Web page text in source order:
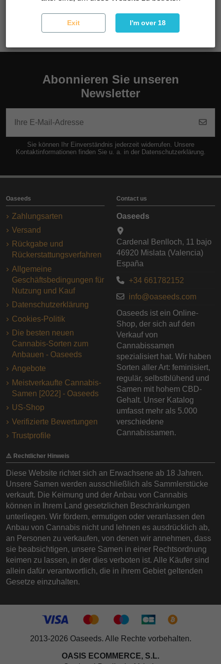
Abonnieren Sie unseren
Newsletter
Sie können Ihr Einverständnis jederzeit widerrufen. Unsere
Kontaktinformationen finden Sie u. a. in der Datenschutzerklärung.
Oaseeds
Zahlungsarten
Versand
Rückgabe und
Rückerstattungsverfahren
Allgemeine
Geschäftsbedingungen für
Nutzung und Kauf
Datenschutzerklärung
Cookies-Politik
Die besten neuen
Cannabis-Sorten zum
Anbauen - Oaseeds
Angebote
Meistverkaufte Cannabis-
Samen [2022] - Oaseeds
US-Shop
Verifizierte Bewertungen
Trustprofile
Contact us
Oaseeds
Cardenal Benlloch, 11 bajo
46920 Mislata (Valencia)
España
+34 661782152
info@oaseeds.com
Oaseeds ist ein Online-
Shop, der sich auf den
Verkauf von
Cannabissamen
spezialisiert hat. Wir haben
Sorten aller Art: feminisiert,
regulär, selbstblühend und
Samen mit hohem CBD-
Gehalt. Unser Katalog
umfasst mehr als 5.000
verschiedene
Cannabissamen.
Exit I'm over 18
⚠️ Rechtlicher Hinweis
Diese Website richtet sich an Erwachsene ab 18 Jahren.
Unsere Samen werden ausschließlich als Sammlerstücke
verkauft. Die Keimung und der Anbau von Cannabis
können in Ihrem Land gesetzlichen Beschränkungen
unterliegen. Wir fördern, ermutigen oder veranlassen den
Anbau von Cannabis nicht und lehnen es ausdrücklich ab,
an Personen zu verkaufen, von denen wir annehmen, dass
sie beabsichtigen, unsere Samen in einer Rechtsordnung
keimen zu lassen, in der dies verboten ist. Alle Käufer sind
allein dafür verantwortlich, die in ihrem Gebiet geltenden
Gesetze einzuhalten.
2013-2026 Oaseeds. Alle Rechte vorbehalten.
OASIS ECOMMERCE, S.L.